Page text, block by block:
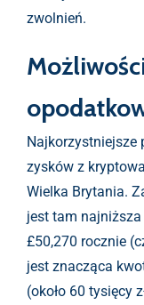
zwolnień.
Najkorzystniejsze
zysków z
Wielka Brytania.
jest tam
£50,270 rocznie
jest znacząca
(około 60 tysięcy